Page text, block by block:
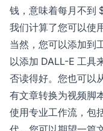
钱，意味着每月不到
我们计算了您可以使
当然，您可以添加到
以添加 DALL-E 工具
否读得好。您也可以
有文章转换为视频脚本
使用专业工作流，包